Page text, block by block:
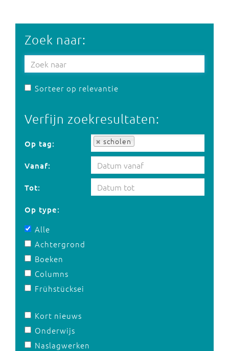
Zoek naar:
Sorteer op relevantie
Verfijn zoekresultaten:
Op tag: scholen
Op tag:
Vanaf:
Tot:
Op type:
Alle
Achtergrond
Boeken
Columns
Frühstücksei
Kort nieuws
Onderwijs
Naslagwerken